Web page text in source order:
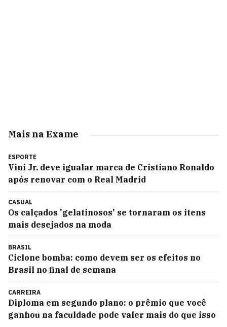
Mais na Exame
ESPORTE
Vini Jr. deve igualar marca de Cristiano Ronaldo
após renovar com o Real Madrid
CASUAL
Os calçados 'gelatinosos' se tornaram os itens
mais desejados na moda
BRASIL
Ciclone bomba: como devem ser os efeitos no
Brasil no final de semana
CARREIRA
Diploma em segundo plano: o prêmio que você
ganhou na faculdade pode valer mais do que isso